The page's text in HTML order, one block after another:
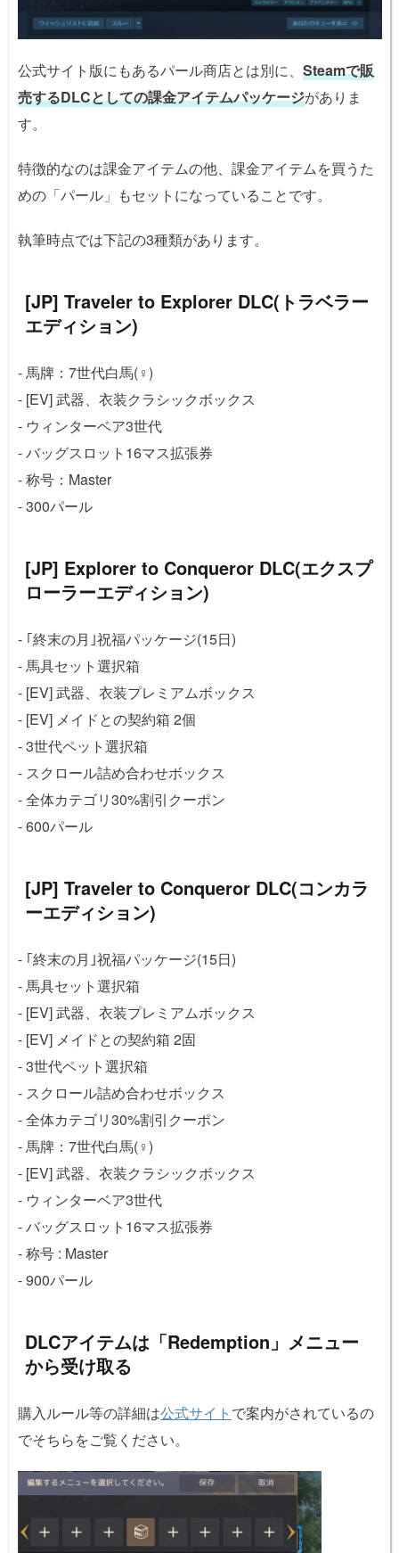
公式サイト版にもあるパール商店とは別に、 Steamで販
売するDLCとしての課金アイテムパッケージがありま
す。
特徴的なのは課金アイテムの他、課金アイテムを買うた
めの「パール」もセットになっていることです。
執筆時点では下記の3種類があります。
[JP] Traveler to Explorer DLC(トラベラー
エディション)
- 馬牌：7世代白馬(♀)
- [EV] 武器、衣装クラシックボックス
- ウィンターベア3世代
- バッグスロット16マス拡張券
- 称号：Master
- 300パール
[JP] Explorer to Conqueror DLC(エクスプ
ローラーエディション)
- ｢終末の月｣祝福パッケージ(15日)
- 馬具セット選択箱
- [EV] 武器、衣装プレミアムボックス
- [EV] メイドとの契約箱 2個
- 3世代ペット選択箱
- スクロール詰め合わせボックス
- 全体カテゴリ30%割引クーポン
- 600パール
[JP] Traveler to Conqueror DLC(コンカラ
ーエディション)
- ｢終末の月｣祝福パッケージ(15日)
- 馬具セット選択箱
- [EV] 武器、衣装プレミアムボックス
- [EV] メイドとの契約箱 2固
- 3世代ペット選択箱
- スクロール詰め合わせボックス
- 全体カテゴリ30%割引クーポン
- 馬牌：7世代白馬(♀)
- [EV] 武器、衣装クラシックボックス
- ウィンターベア3世代
- バッグスロット16マス拡張券
- 称号 : Master
- 900パール
DLCアイテムは「Redemption」メニュー
から受け取る
購入ルール等の詳細は公式サイト で案内がされているの
でそちらをご覧ください。